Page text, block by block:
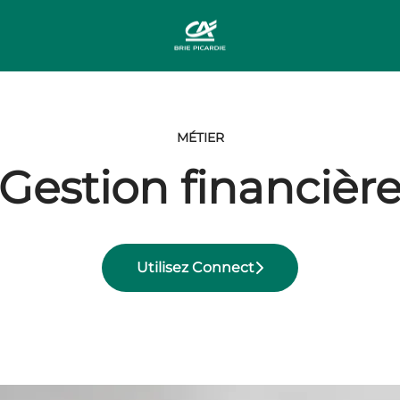
MÉTIER
Gestion
Utilisez Connect